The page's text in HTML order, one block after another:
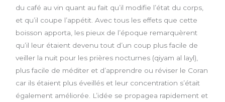
du café au vin quant au fait qu’il modifie l’état du corps,
et qu’il coupe l’appétit. Avec tous les effets que cette
boisson apporta, les pieux de l’époque remarquèrent
qu’il leur étaient devenu tout d’un coup plus facile de
veiller la nuit pour les prières nocturnes (qiyam al layl),
plus facile de méditer et d’apprendre ou réviser le Coran
car ils étaient plus éveillés et leur concentration s’était
également améliorée. L’idée se propagea rapidement et